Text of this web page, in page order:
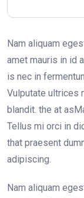
Nam aliquam
amet mauris in id
is nec in
Vulputate ultrices
blandit. the at
Tellus mi orci in
that praesent
adipiscing.
Nam aliquam